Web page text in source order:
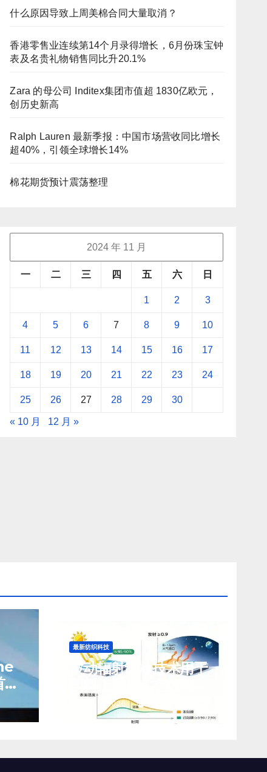
什么原因导致上周美棉合同大量取消？
香港零售业连续第14个月录得增长，6月份珠宝钟
表及名贵礼物销售同比升20.1%
Zara 的母公司 Inditex集团市值超 1830亿欧元，
创历史新高
Ralph Lauren 最新季报：中国市场营收同比增长
超40%，引领全球增长14%
棉花期货预计震荡整理
2024 年 11 月
一 二 三 四 五 六 日
1 2 3
4 5 6 7 8 9 10
11 12 13 14 15 16 17
18 19 20 21 22 23 24
25 26 27 28 29 30
« 10 月 12 月 »
席
最新纺织科技
被动辐射制冷技术用于
前景如何？
8 月 7, 2026